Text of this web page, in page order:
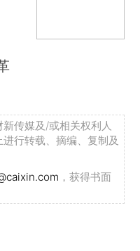
传媒及/或相关权利人
行转载、摘编、复制及
，获得书面